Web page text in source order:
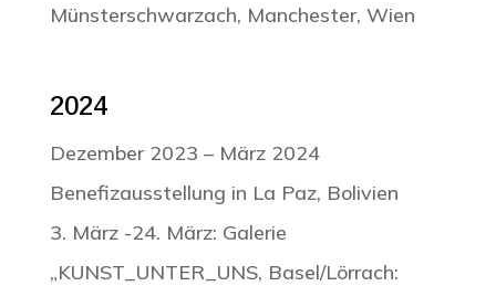
Münsterschwarzach, Manchester, Wien
2024
Dezember 2023 – März 2024
Benefizausstellung in La Paz, Bolivien
3. März -24. März: Galerie
„KUNST_UNTER_UNS, Basel/Lörrach: